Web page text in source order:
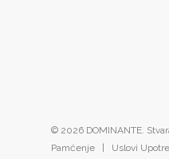
© 2026 DOMINANTE.
Pamćenje | Uslovi